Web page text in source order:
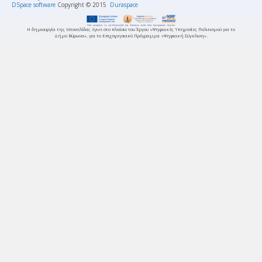
DSpace software Copyright © 2015 Duraspace
Η δημιουργία της Ιστοσελίδας έγινε στο πλαίσιο του Έργου «Ψηφιακές Υπηρεσίες Πολιτισμού για το
Δήμο Βύρωνα», για το Επιχειρησιακό Πρόγραμμα «Ψηφιακή Σύγκλιση».